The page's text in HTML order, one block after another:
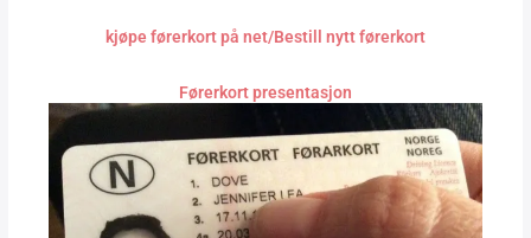
kjøpe førerkort på net/Bestill nytt førerkort
Førerkort presentasjon